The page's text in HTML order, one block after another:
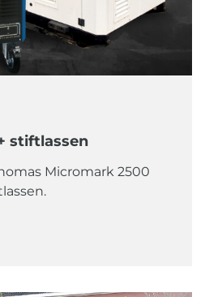
Vliegwiel
stiftlassen
Micromark 2500